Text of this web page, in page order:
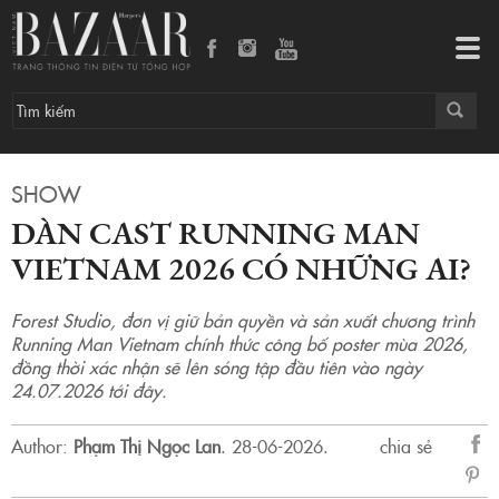
SHOW
DÀN CAST RUNNING MAN
VIETNAM 2026 CÓ NHỮNG AI?
Forest Studio, đơn vị giữ bản quyền và sản xuất chương trình
Running Man Vietnam chính thức công bố poster mùa 2026,
đồng thời xác nhận sẽ lên sóng tập đầu tiên vào ngày
24.07.2026 tới đây.
Author: Phạm Thị Ngọc Lan. 28-06-2026.
chia sẻ
sẻ
Dàn cast Running Man Vietnam 2026 có những ai?